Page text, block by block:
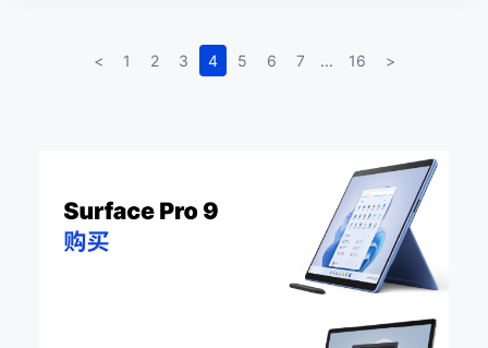
< 1 2 3 4 5 6 7 ... 16 >